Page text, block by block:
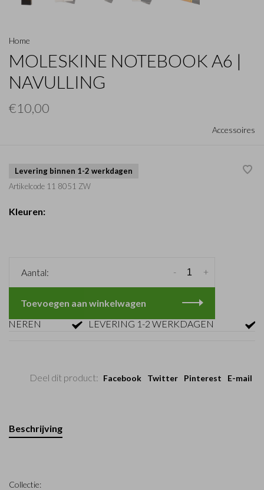
Home
MOLESKINE NOTEBOOK A6 |
NAVULLING
€10,00
Accessoires
Levering binnen 1-2 werkdagen
Artikelcode 11 8051 ZW
Kleuren:
Aantal: +
-
Toevoegen aan winkelwagen
LEVERING 1-2 WERKDAGEN
Deel dit product: Facebook Twitter Pinterest E-mail
Beschrijving
Collectie: